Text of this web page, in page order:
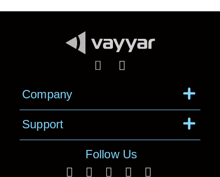
Company Menu
Support Menu
Follow Us